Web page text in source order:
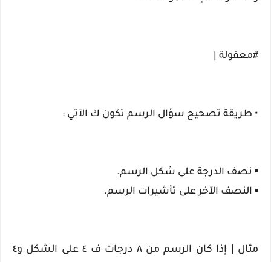
#معقولة |
• طريقة تصحيح سؤال الرسم تكون ك الآتي :
▪️ نصف الدرجة على شكل الرسم.
▪️ النصف الآخر على تأشيرات الرسم.
مثال | إذا كان الرسم من ٨ درجات ف ٤ على الشكل و٤